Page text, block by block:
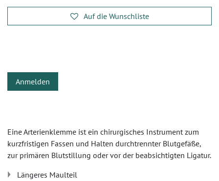
Auf die Wunschliste
Anmelden
Eine Arterienklemme ist ein chirurgisches Instrument zum
kurzfristigen Fassen und Halten durchtrennter Blutgefäße,
zur primären Blutstillung oder vor der beabsichtigten Ligatur.
Längeres Maulteil